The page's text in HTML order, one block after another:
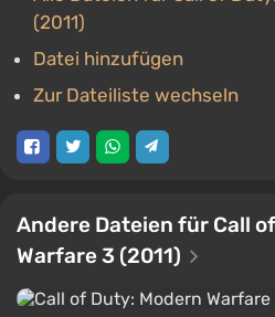
(2011)
Datei hinzufügen
Zur Dateiliste wechseln
Andere Dateien für Call
Warfare 3 (2011)